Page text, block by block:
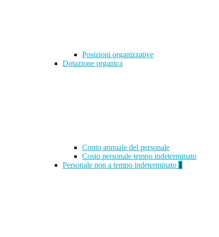
Posizioni organizzative
Dotazione organica
Conto annuale del personale
Costo personale tempo indeterminato
Personale non a tempo indeterminato 1